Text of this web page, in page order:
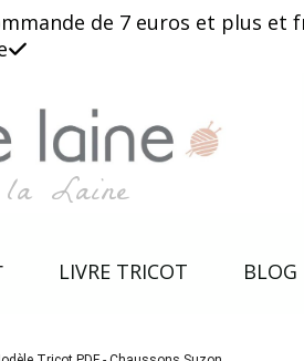
de 7 euros et plus et

Laine
LIVRE TRICOT BLOG